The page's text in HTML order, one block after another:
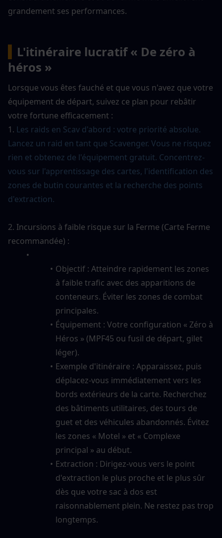
grandement ses performances.
L'itinéraire lucratif « De zéro à
héros »
Lorsque vous êtes fauché et que vous n'avez que votre
équipement de départ, suivez ce plan pour rebâtir
votre fortune efficacement :
1. Les raids en Scav d'abord : votre priorité absolue.
Lancez un raid en tant que Scavenger. Vous ne risquez
rien et obtenez de l'équipement gratuit. Concentrez-
vous sur l'apprentissage des cartes, l'identification des
zones de butin courantes et la recherche des points
d'extraction.
2. Incursions à faible risque sur la Ferme (Carte Ferme
recommandée) :
Objectif : Atteindre rapidement les zones
à faible trafic avec des apparitions de
conteneurs. Éviter les zones de combat
principales.
Équipement : Votre configuration « Zéro à
Héros » (MPF45 ou fusil de départ, gilet
léger).
Exemple d'itinéraire : Apparaissez, puis
déplacez-vous immédiatement vers les
bords extérieurs de la carte. Recherchez
des bâtiments utilitaires, des tours de
guet et des véhicules abandonnés. Évitez
les zones « Motel » et « Complexe
principal » au début.
Extraction : Dirigez-vous vers le point
d'extraction le plus proche et le plus sûr
dès que votre sac à dos est
raisonnablement plein. Ne restez pas trop
longtemps.